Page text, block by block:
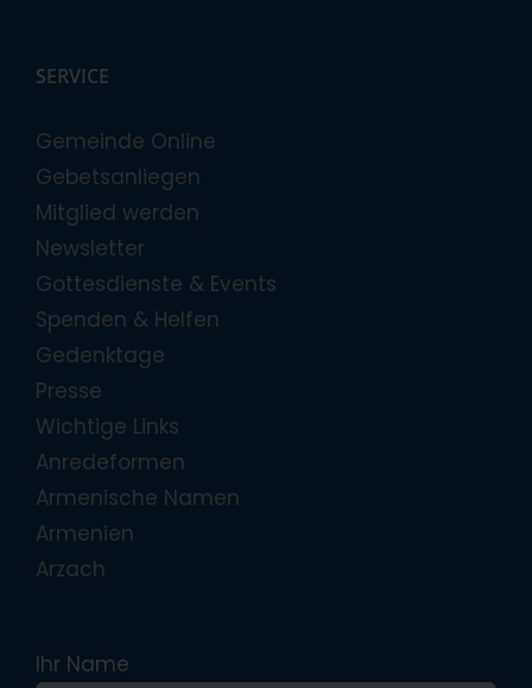
SERVICE
Gemeinde Online
Gebetsanliegen
Mitglied werden
Newsletter
Gottesdienste & Events
Spenden & Helfen
Gedenktage
Presse
Wichtige Links
Anredeformen
Armenische Namen
Armenien
Arzach
Ihr Name